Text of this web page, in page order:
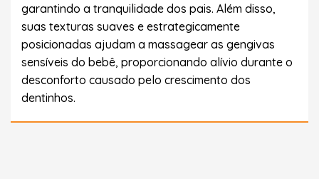
garantindo a tranquilidade dos pais. Além disso,
suas texturas suaves e estrategicamente
posicionadas ajudam a massagear as gengivas
sensíveis do bebê, proporcionando alívio durante o
desconforto causado pelo crescimento dos
dentinhos.